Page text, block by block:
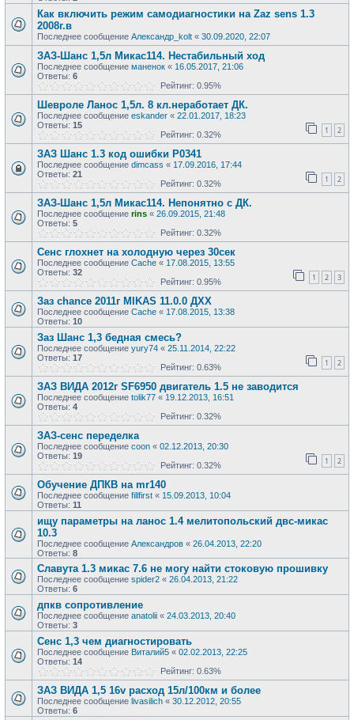
Как включить режим самодиагностики на Zaz sens 1.3
2008г.в
Последнее сообщение Александр_kolt « 30.09.2020, 22:07
ЗАЗ-Шанс 1,5л Микас114. Нестабильный ход
Последнее сообщение маненок « 16.05.2017, 21:06
Ответы: 6
Рейтинг: 0.95%
Шевроле Ланос 1,5л. 8 кл.неработает ДК.
Последнее сообщение eskander « 22.01.2017, 18:23
Ответы: 15 1 2
Рейтинг: 0.32%
ЗАЗ Шанс 1.3 код ошибки Р0341
Последнее сообщение dimcass « 17.09.2016, 17:44
Ответы: 21 1 2
Рейтинг: 0.32%
ЗАЗ-Шанс 1,5л Микас114. Непонятно с ДК.
Последнее сообщение rins « 26.09.2015, 21:48
Ответы: 5
Рейтинг: 0.32%
Сенс глохнет на холодную через 30сек
Последнее сообщение Cache « 17.08.2015, 13:55
Ответы: 32 1 2 3
Рейтинг: 0.95%
Заз chance 2011г MIKAS 11.0.0 ДХХ
Последнее сообщение Cache « 17.08.2015, 13:38
Ответы: 10
Заз Шанс 1,3 бедная смесь?
Последнее сообщение yury74 « 25.11.2014, 22:22
Ответы: 17 1 2
Рейтинг: 0.63%
ЗАЗ ВИДА 2012г SF6950 двигатель 1.5 не заводится
Последнее сообщение tolik77 « 19.12.2013, 16:51
Ответы: 4
Рейтинг: 0.32%
ЗАЗ-сенс переделка
Последнее сообщение coon « 02.12.2013, 20:30
Ответы: 19 1 2
Рейтинг: 0.32%
Обучение ДПКВ на mr140
Последнее сообщение fillfirst « 15.09.2013, 10:04
Ответы: 11
ищу параметры на ланос 1.4 мелитопольский двс-микас
10.3
Последнее сообщение Александров « 26.04.2013, 22:20
Ответы: 8
Славута 1.3 микас 7.6 не могу найти стоковую прошивку
Последнее сообщение spider2 « 26.04.2013, 21:22
Ответы: 6
дпкв сопротивление
Последнее сообщение anatolii « 24.03.2013, 20:40
Ответы: 3
Сенс 1,3 чем диагностировать
Последнее сообщение Виталий5 « 02.02.2013, 22:25
Ответы: 14
Рейтинг: 0.63%
ЗАЗ ВИДА 1,5 16v расход 15л/100км и более
Последнее сообщение livasilich « 30.12.2012, 20:55
Ответы: 6